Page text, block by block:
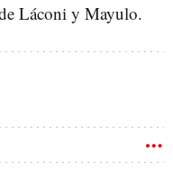
Láconi y Mayulo.